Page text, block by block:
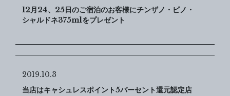
12月24、25日のご宿泊のお客様にチンザノ・ピノ・
シャルドネ375mlをプレゼント
2019.10.3
当店はキャシュレスポイント5パーセント還元認定店